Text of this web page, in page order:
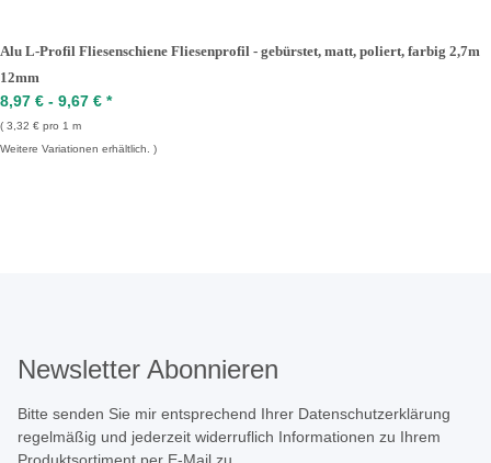
Alu L-Profil Fliesenschiene Fliesenprofil - gebürstet, matt, poliert, farbig 2,7m
12mm
8,97 € - 9,67 € *
3,32 € pro 1 m
Weitere Variationen erhältlich.
Newsletter Abonnieren
Bitte senden Sie mir entsprechend Ihrer Datenschutzerklärung
regelmäßig und jederzeit widerruflich Informationen zu Ihrem